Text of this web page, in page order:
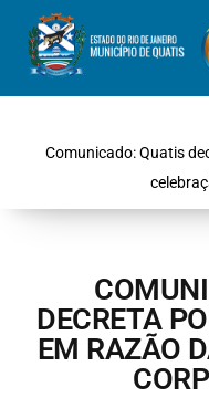
Comunicado: Quatis
DECRETA
EM RAZÃO